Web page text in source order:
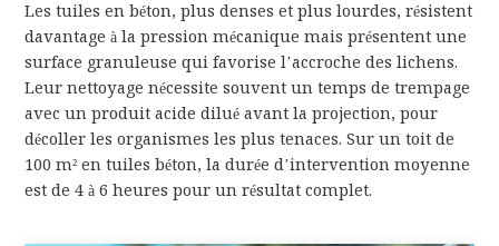
Les tuiles en béton, plus denses et plus lourdes, résistent
davantage à la pression mécanique mais présentent une
surface granuleuse qui favorise l’accroche des lichens.
Leur nettoyage nécessite souvent un temps de trempage
avec un produit acide dilué avant la projection, pour
décoller les organismes les plus tenaces. Sur un toit de
100 m² en tuiles béton, la durée d’intervention moyenne
est de 4 à 6 heures pour un résultat complet.